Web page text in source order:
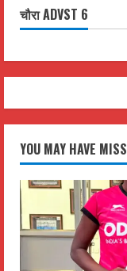
चौरा ADVST 6
YOU MAY HAVE